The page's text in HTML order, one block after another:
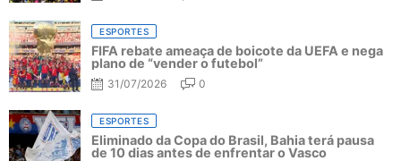
ESPORTES
FIFA rebate ameaça de boicote da UEFA e nega
plano de “vender o futebol”
31/07/2026 0
ESPORTES
Eliminado da Copa do Brasil, Bahia terá pausa
de 10 dias antes de enfrentar o Vasco